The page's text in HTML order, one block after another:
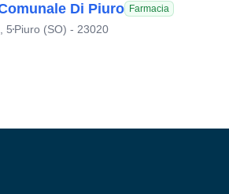
Di Piuro Farmacia
5 Piuro (SO) - 23020